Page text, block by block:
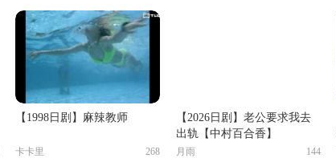
【1998日剧】麻辣教师
268
卡卡里
【2026日剧】老公要求我去
出轨【中村百合香】
144
月雨